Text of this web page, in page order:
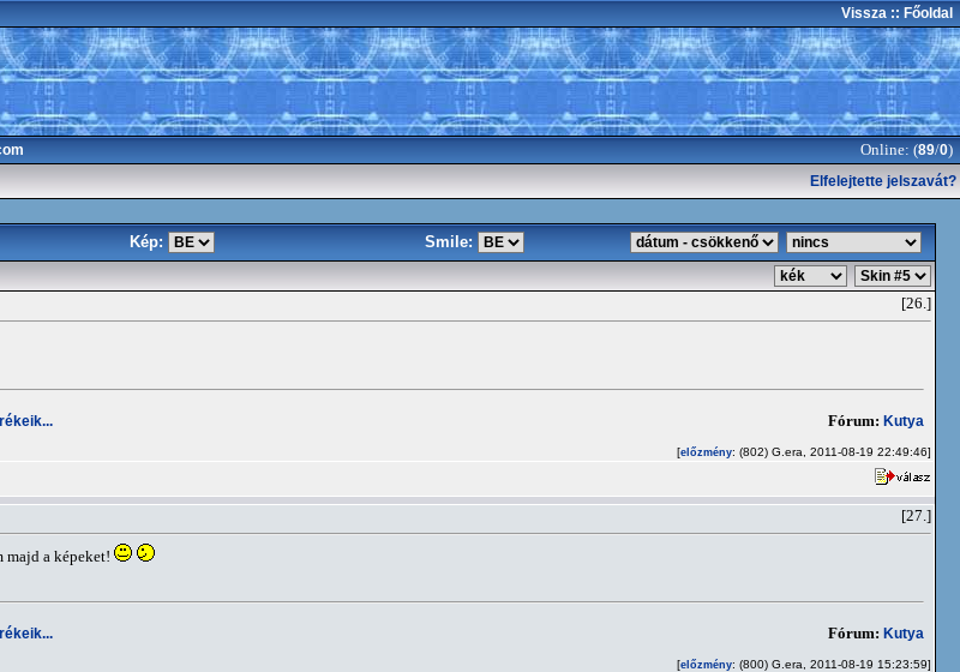
Vissza :: Főoldal
Online: (89/0)
Elfelejtette jelszavát?
Kép: Smile:
[26.]
Fórum: Kutya
[előzmény: (802) G.era, 2011-08-19 22:49:46]
[27.]
majd a képeket!
Fórum: Kutya
[előzmény: (800) G.era, 2011-08-19 15:23:59]